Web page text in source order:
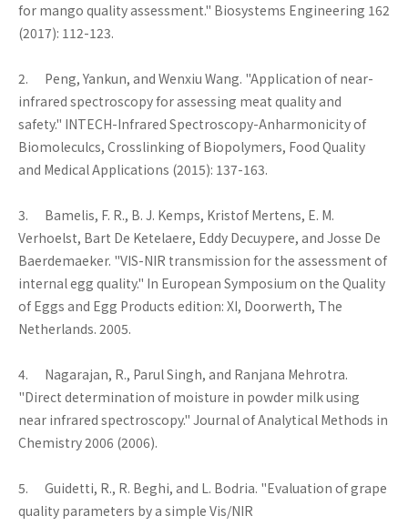
for mango quality assessment." Biosystems Engineering 162
(2017): 112-123.
2. Peng, Yankun, and Wenxiu Wang. "Application of near-
infrared spectroscopy for assessing meat quality and
safety." INTECH-Infrared Spectroscopy-Anharmonicity of
Biomoleculcs, Crosslinking of Biopolymers, Food Quality
and Medical Applications (2015): 137-163.
3. Bamelis, F. R., B. J. Kemps, Kristof Mertens, E. M.
Verhoelst, Bart De Ketelaere, Eddy Decuypere, and Josse De
Baerdemaeker. "VIS-NIR transmission for the assessment of
internal egg quality." In European Symposium on the Quality
of Eggs and Egg Products edition: XI, Doorwerth, The
Netherlands. 2005.
4. Nagarajan, R., Parul Singh, and Ranjana Mehrotra.
"Direct determination of moisture in powder milk using
near infrared spectroscopy." Journal of Analytical Methods in
Chemistry 2006 (2006).
5. Guidetti, R., R. Beghi, and L. Bodria. "Evaluation of grape
quality parameters by a simple Vis/NIR